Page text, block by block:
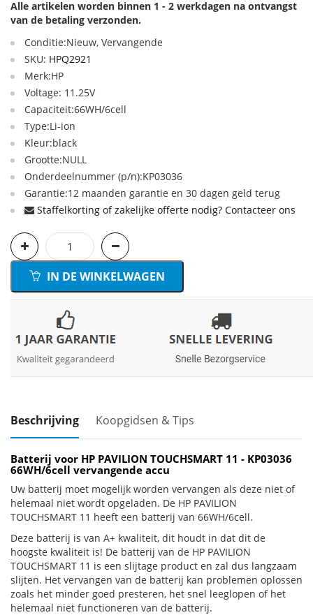
Alle artikelen worden binnen 1 - 2 werkdagen na ontvangst
van de betaling verzonden.
Conditie:Nieuw, Vervangende
SKU: HPQ2921
Merk:HP
Voltage: 11.25V
Capaciteit:66WH/6cell
Type:Li-ion
Kleur:black
Grootte:NULL
Onderdeelnummer (p/n):KP03036
Garantie:12 maanden garantie en 30 dagen geld terug
Staffelkorting of zakelijke offerte nodig? Contacteer ons
IN DE WINKELWAGEN
Beschrijving Koopgidsen & Tips
Batterij voor HP PAVILION TOUCHSMART 11 - KP03036
66WH/6cell vervangende accu
Uw batterij moet mogelijk worden vervangen als deze niet of
helemaal niet wordt opgeladen. De HP PAVILION
TOUCHSMART 11 heeft een batterij van 66WH/6cell.
Deze batterij is van A+ kwaliteit, dit houdt in dat dit de
hoogste kwaliteit is! De batterij van de HP PAVILION
TOUCHSMART 11 is een slijtage product en zal dus langzaam
slijten. Het vervangen van de batterij kan problemen oplossen
zoals het minder goed presteren, het snel leeglopen of het
helemaal niet functioneren van de batterij.